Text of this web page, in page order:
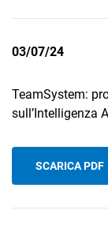
03/07/24
TeamSystem:
sull’Intelligenza
SCARICA PDF